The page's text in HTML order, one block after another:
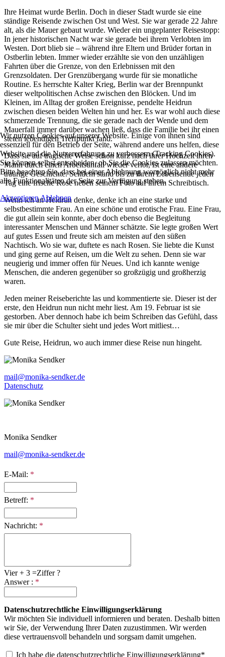
Ihre Heimat wurde Berlin. Doch in dieser Stadt wurde sie eine
ständige Reisende zwischen Ost und West. Sie war gerade 22 Jahre
alt, als die Mauer gebaut wurde. Wieder ein ungeplanter Reisestopp:
In jener historischen Nacht war sie gerade bei ihrem Verlobten im
Westen. Dort blieb sie – während ihre Eltern und Brüder fortan in
Ostberlin lebten. Immer wieder erzählte sie von den unzähligen
Fahrten über die Grenze, von den Erlebnissen mit den
Grenzsoldaten. Der Grenzübergang wurde für sie monatliche
Routine. Es herrschte Kalter Krieg, Berlin war der Brennpunkt
dieser weltpolitischen Achse zwischen den Blöcken. Und im
Kleinen, im Alltag der großen Ereignisse, pendelte Heidrun
zwischen diesen beiden Welten hin und her. Es war wohl auch diese
schmerzende Trennung, die sie gerade nach der Wende und dem
Mauerfall immer darüber wachen ließ, dass die Familie bei ihr einen
steten lebendigen Treffpunkt fand.
Dass sie auf tragische Weise schon kurz nach ihrer Hochzeit ihren
Mann durch einen Arbeitsunfall wieder verlor, ist eine andere
traurige Geschichte. Seitdem stand bis zu ihrem Lebensende jeden
Tag eine frische Rose neben seinem Foto auf ihrem Schreibtisch.
Wenn ich an Heidrun denke, denke ich an eine starke und
selbstbestimmte Frau. An eine schöne und erotische Frau. Eine Frau,
die gut allein sein konnte, aber doch ebenso die Begleitung
interessanter Menschen und Männer schätzte. Sie legte großen Wert
auf gutes Essen und freute sich am meisten auf den süßen
Nachtisch. Wo sie war, duftete es nach Rosen. Sie liebte die Kunst
und ging gerne auf Reisen, um die Welt zu sehen. Denn sie war
neugierig und immer offen für Neues. Und ich kannte wenige
Menschen, die anderen gegenüber so großzügig und großherzig
waren.
Jeden meiner Reiseberichte las und kommentierte sie. Dieser ist der
erste, den Heidrun nun nicht mehr liest. Am 19. Februar ist sie
gestorben. Aber dennoch habe ich beim Schreiben das Gefühl, dass
sie mir über die Schulter sieht und jedes Wort mitliest…
Gute Reise, Heidrun, wo auch immer diese Reise nun hingeht.
mail@monika-sendker.de
Datenschutz
Monika Sendker
mail@monika-sendker.de
E-Mail: *
Betreff: *
Nachricht: *
Vier + 3 =Ziffer ?
Answer : *
Datenschutzrechtliche Einwilligungserklärung
Wir möchten Sie individuell informieren und beraten. Deshalb bitten
wir Sie, der Verwendung Ihrer Daten zuzustimmen. Wir werden
diese vertrauensvoll behandeln und sorgsam damit umgehen.
Ich habe die datenschutzrechtliche Einwilligungserklärung*
Wir nutzen Cookies auf unserer Website. Einige von ihnen sind
essenziell für den Betrieb der Seite, während andere uns helfen, diese
Website und die Nutzererfahrung zu verbessern (Tracking Cookies).
Sie können selbst entscheiden, ob Sie die Cookies zulassen möchten.
Bitte beachten Sie, dass bei einer Ablehnung womöglich nicht mehr
alle Funktionalitäten der Seite zur Verfügung stehen.
AkzeptierenAblehnen